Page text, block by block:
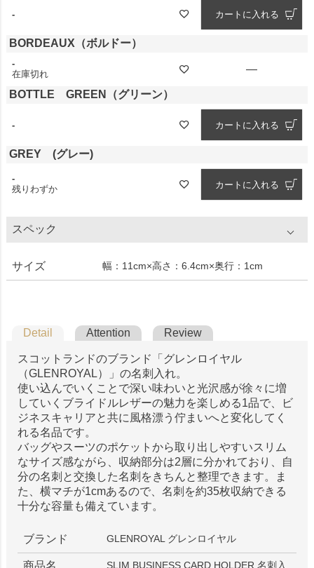
- カートに入れる
BORDEAUX（ボルドー）
-
在庫切れ
—
BOTTLE GREEN（グリーン）
- カートに入れる
GREY (グレー)
-
残りわずか
カートに入れる
スペック
サイズ 幅：11cm×高さ：6.4cm×奥行：1cm
Detail Attention Review
スコットランドのブランド「グレンロイヤル
（GLENROYAL）」の名刺入れ。
使い込んでいくことで深い味わいと光沢感が徐々に増
していくブライドルレザーの魅力を楽しめる1品で、ビ
ジネスキャリアと共に風格漂う佇まいへと変化してく
れる名品です。
バッグやスーツのポケットから取り出しやすいスリム
なサイズ感ながら、収納部分は2層に分かれており、自
分の名刺と交換した名刺をきちんと整理できます。ま
た、横マチが1cmあるので、名刺を約35枚収納できる
十分な容量も備えています。
ブランド GLENROYAL グレンロイヤル
商品名
SLIM BUSINESS CARD HOLDER 名刺入